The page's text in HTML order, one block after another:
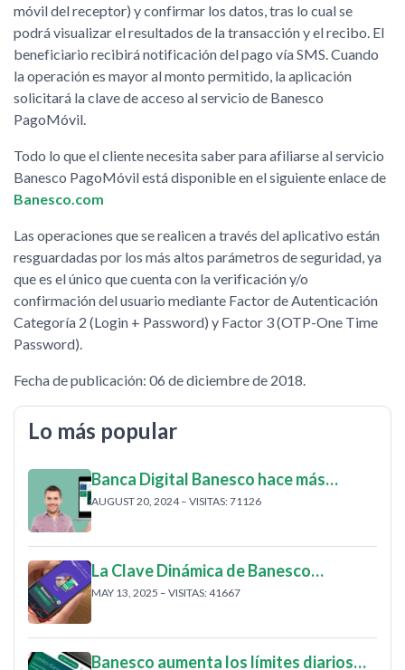
móvil del receptor) y confirmar los datos, tras lo cual se
podrá visualizar el resultados de la transacción y el recibo. El
beneficiario recibirá notificación del pago vía SMS. Cuando
la operación es mayor al monto permitido, la aplicación
solicitará la clave de acceso al servicio de Banesco
PagoMóvil.
Todo lo que el cliente necesita saber para afiliarse al servicio
Banesco PagoMóvil está disponible en el siguiente enlace de
Banesco.com
Las operaciones que se realicen a través del aplicativo están
resguardadas por los más altos parámetros de seguridad, ya
que es el único que cuenta con la verificación y/o
confirmación del usuario mediante Factor de Autenticación
Categoría 2 (Login + Password) y Factor 3 (OTP-One Time
Password).
Fecha de publicación: 06 de diciembre de 2018.
Lo más popular
Banca Digital Banesco hace más…
AUGUST 20, 2024 – VISITAS: 71126
La Clave Dinámica de Banesco…
MAY 13, 2025 – VISITAS: 41667
Banesco aumenta los límites diarios…